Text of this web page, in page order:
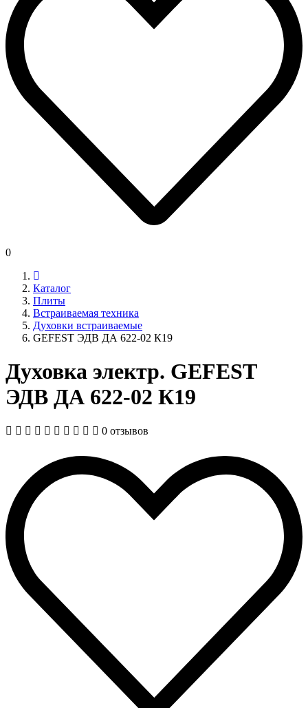
0
Каталог
Плиты
Встраиваемая техника
Духовки встраиваемые
GEFEST ЭДВ ДА 622-02 К19
Духовка электр. GEFEST
ЭДВ ДА 622-02 К19
0 отзывов